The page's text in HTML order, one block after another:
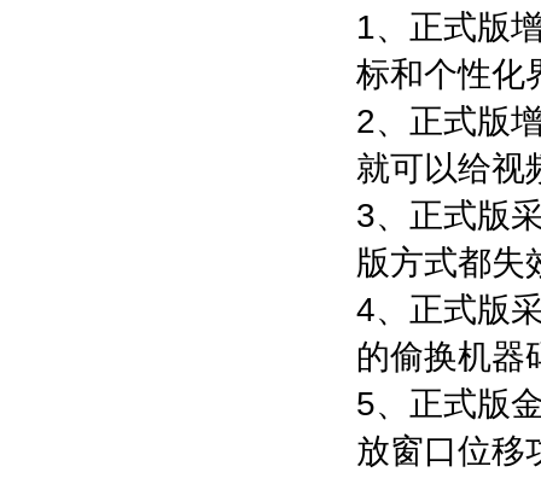
1、正式版
标和个性化
2、正式版
就可以给视
3、正式版
版方式都失
4、正式版
的偷换机器
5、正式版
放窗口位移